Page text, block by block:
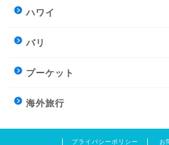
ハワイ
バリ
プーケット
海外旅行
プライバシーポリシー お